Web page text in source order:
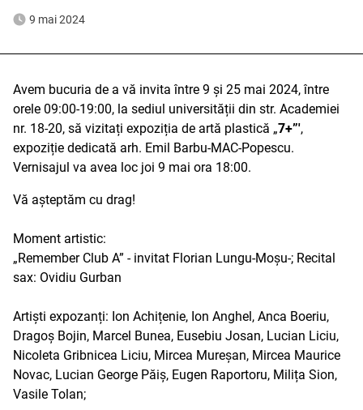
9 mai 2024
Avem bucuria de a vă invita între 9 și 25 mai 2024, între
orele 09:00-19:00, la sediul universității din str. Academiei
nr. 18-20, să vizitați expoziția de artă plastică „7+”',
expoziție dedicată arh. Emil Barbu-MAC-Popescu.
Vernisajul va avea loc joi 9 mai ora 18:00.
Vă așteptăm cu drag!
Moment artistic:
„Remember Club A” - invitat Florian Lungu-Moșu-; Recital
sax: Ovidiu Gurban
Artiști expozanți: Ion Achițenie, Ion Anghel, Anca Boeriu,
Dragoș Bojin, Marcel Bunea, Eusebiu Josan, Lucian Liciu,
Nicoleta Gribnicea Liciu, Mircea Mureșan, Mircea Maurice
Novac, Lucian George Păiș, Eugen Raportoru, Milița Sion,
Vasile Tolan;